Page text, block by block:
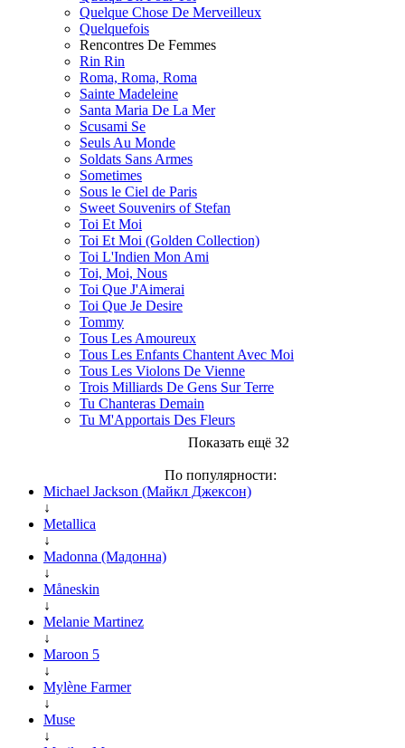
Quelque Chose De Merveilleux
Quelquefois
Rencontres De Femmes
Rin Rin
Roma, Roma, Roma
Sainte Madeleine
Santa Maria De La Mer
Scusami Se
Seuls Au Monde
Soldats Sans Armes
Sometimes
Sous le Ciel de Paris
Sweet Souvenirs of Stefan
Toi Et Moi
Toi Et Moi (Golden Collection)
Toi L'Indien Mon Ami
Toi, Moi, Nous
Toi Que J'Aimerai
Toi Que Je Desire
Tommy
Tous Les Amoureux
Tous Les Enfants Chantent Avec Moi
Tous Les Violons De Vienne
Trois Milliards De Gens Sur Terre
Tu Chanteras Demain
Tu M'Apportais Des Fleurs
Показать ещё 32
По популярности:
Michael Jackson (Майкл Джексон)
↓
Metallica
↓
Madonna (Мадонна)
↓
Måneskin
↓
Melanie Martinez
↓
Maroon 5
↓
Mylène Farmer
↓
Muse
↓